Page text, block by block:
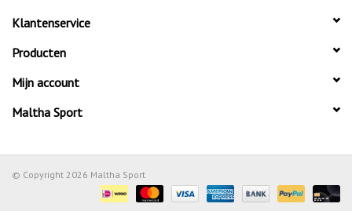
Klantenservice
Producten
Mijn account
Maltha Sport
© Copyright 2026 Maltha Sport